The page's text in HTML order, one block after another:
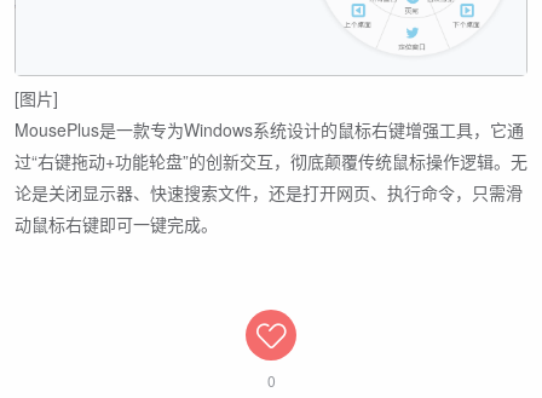
[图片]
MousePlus是一款专为Windows系统设计的鼠标右键增强工具，它通
过“右键拖动+功能轮盘”的创新交互，彻底颠覆传统鼠标操作逻辑。无
论是关闭显示器、快速搜索文件，还是打开网页、执行命令，只需滑
动鼠标右键即可一键完成。
0